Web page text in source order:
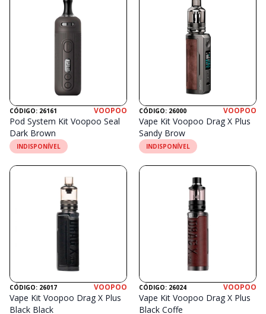
CÓDIGO: 26161 VOOPOO
Pod System Kit Voopoo Seal
Dark Brown
INDISPONÍVEL
CÓDIGO: 26000 VOOPOO
Vape Kit Voopoo Drag X Plus
Sandy Brow
INDISPONÍVEL
CÓDIGO: 26017 VOOPOO
Vape Kit Voopoo Drag X Plus
Black Black
CÓDIGO: 26024 VOOPOO
Vape Kit Voopoo Drag X Plus
Black Coffe